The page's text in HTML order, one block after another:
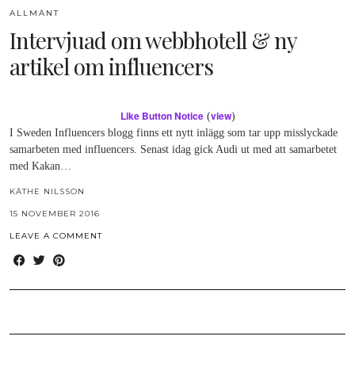
ALLMÄNT
Intervjuad om webbhotell & ny
artikel om influencers
Like Button Notice(view)
I Sweden Influencers blogg finns ett nytt inlägg som tar upp misslyckade
samarbeten med influencers. Senast idag gick Audi ut med att samarbetet
med Kakan…
KÄTHE NILSSON
15 NOVEMBER 2016
LEAVE A COMMENT